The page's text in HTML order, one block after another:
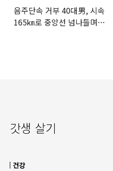
음주단속 거부 40대男, 시속
165㎞로 중앙선 넘나들며
갓생 살기
건강